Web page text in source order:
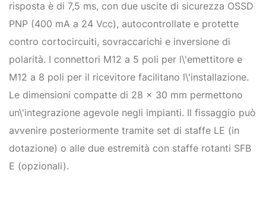
risposta è di 7,5 ms, con due uscite di sicurezza OSSD
PNP (400 mA a 24 Vcc), autocontrollate e protette
contro cortocircuiti, sovraccarichi e inversione di
polarità. I connettori M12 a 5 poli per l\'emettitore e
M12 a 8 poli per il ricevitore facilitano l\'installazione.
Le dimensioni compatte di 28 x 30 mm permettono
un\'integrazione agevole negli impianti. Il fissaggio può
avvenire posteriormente tramite set di staffe LE (in
dotazione) o alle due estremità con staffe rotanti SFB
E (opzionali).